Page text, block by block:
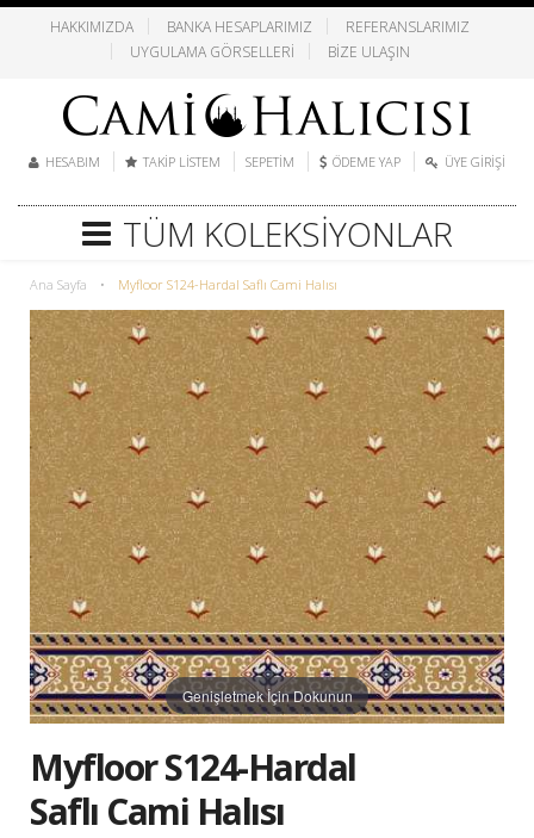
HAKKIMIZDA BANKA HESAPLARIMIZ
REFERANSLARIMIZ
UYGULAMA GÖRSELLERI
BIZE ULAŞIN
HESABIM TAKIP LISTEM SEPETIM ÖDEME YAP ÜYE GIRIŞI
TÜM KOLEKSIYONLAR
Ana Sayfa • Myfloor S124-Hardal Saflı Cami Halısı
Genişletmek İçin Dokunun
Myfloor S124-Hardal
Saflı Cami Halısı